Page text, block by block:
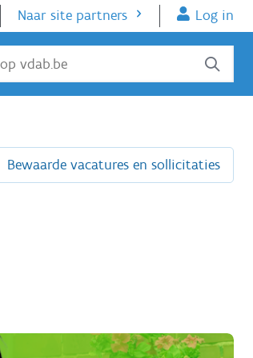
Naar site partners Log in
Bewaarde vacatures en sollicitaties